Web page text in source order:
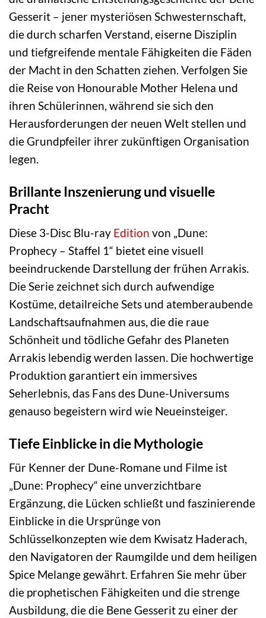
Gesserit – jener mysteriösen Schwesternschaft,
die durch scharfen Verstand, eiserne Disziplin
und tiefgreifende mentale Fähigkeiten die Fäden
der Macht in den Schatten ziehen. Verfolgen Sie
die Reise von Honourable Mother Helena und
ihren Schülerinnen, während sie sich den
Herausforderungen der neuen Welt stellen und
die Grundpfeiler ihrer zukünftigen Organisation
legen.
Brillante Inszenierung und visuelle
Pracht
Diese 3-Disc Blu-ray Edition von „Dune:
Prophecy – Staffel 1“ bietet eine visuell
beeindruckende Darstellung der frühen Arrakis.
Die Serie zeichnet sich durch aufwendige
Kostüme, detailreiche Sets und atemberaubende
Landschaftsaufnahmen aus, die die raue
Schönheit und tödliche Gefahr des Planeten
Arrakis lebendig werden lassen. Die hochwertige
Produktion garantiert ein immersives
Seherlebnis, das Fans des Dune-Universums
genauso begeistern wird wie Neueinsteiger.
Tiefe Einblicke in die Mythologie
Für Kenner der Dune-Romane und Filme ist
„Dune: Prophecy“ eine unverzichtbare
Ergänzung, die Lücken schließt und faszinierende
Einblicke in die Ursprünge von
Schlüsselkonzepten wie dem Kwisatz Haderach,
den Navigatoren der Raumgilde und dem heiligen
Spice Melange gewährt. Erfahren Sie mehr über
die prophetischen Fähigkeiten und die strenge
Ausbildung, die die Bene Gesserit zu einer der